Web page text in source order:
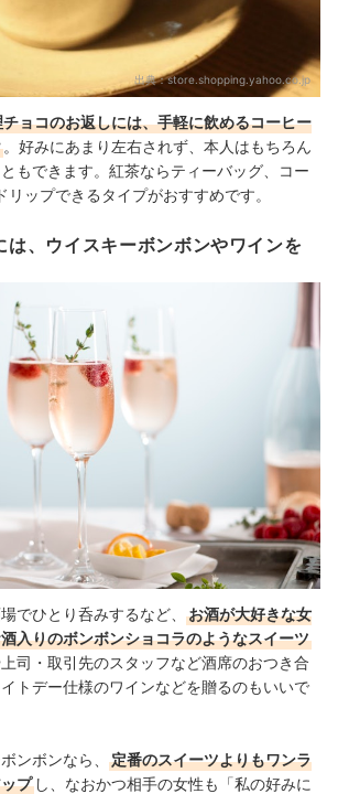
出典：store.shopping.yahoo.co.jp
ョコのお返しには、手軽に飲めるコーヒー
。好みにあまり左右されず、本人はもちろん
もできます。紅茶ならティーバッグ、コー
リップできるタイプがおすすめです。
は、ウイスキーボンボンやワインを
でひとり呑みするなど、
お酒が大好きな女
入りのボンボンショコラのようなスイーツ
司・取引先のスタッフなど酒席のおつき合
トデー仕様のワインなどを贈るのもいいで
ンボンなら、
定番のスイーツよりもワンラ
プ し、なおかつ相手の女性も「私の好みに